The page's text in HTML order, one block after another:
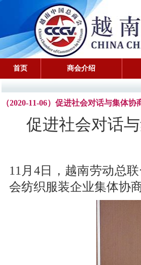
首页 商会介绍
（2020-11-06）促进社会对话与集体
促进社会对话
11月4日，越南劳动总
会纺织服装企业集体协